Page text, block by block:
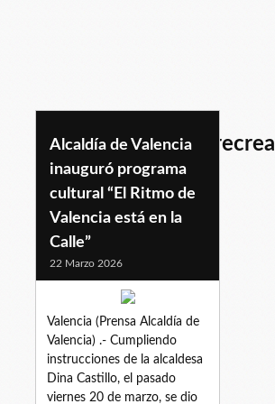
Alcaldía de Valencia
inauguró programa
cultural “El Ritmo de
Valencia está en la
Calle”
22 Marzo 2026
Valencia (Prensa Alcaldía de
Valencia) .- Cumpliendo
instrucciones de la alcaldesa
Dina Castillo, el pasado
viernes 20 de marzo, se dio